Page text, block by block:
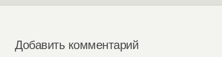
Добавить комментарий